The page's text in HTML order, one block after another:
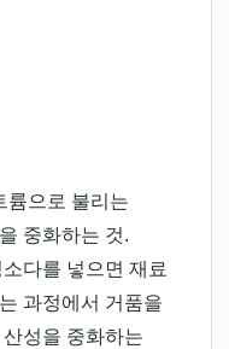
륨으로 불리는
중화하는 것.
다를 넣으면 재료
과정에서 거품을
성을 중화하는